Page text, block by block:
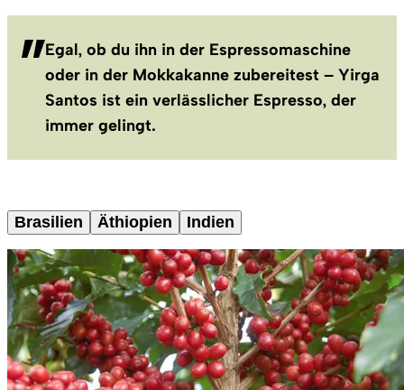
Egal, ob du ihn in der Espressomaschine
oder in der Mokkakanne zubereitest – Yirga
Santos ist ein verlässlicher Espresso, der
immer gelingt.
Brasilien Äthiopien Indien